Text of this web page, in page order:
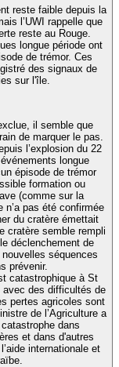
reste faible depuis la
l’UWI rappelle que
reste au Rouge.
longue période ont
de trémor. Ces
des signaux de
sur l'île.
il semble que
de marquer le pas.
l’explosion du 22
longue
épisode de trémor
formation ou
(comme sur la
n’a pas été confirmée
du cratère émettait
cratère semble rempli
déclenchement de
séquences
prévenir.
catastrophique à St
avec des difficultés de
pertes agricoles sont
de l’Agriculture a
dans
et dans d'autres
internationale et